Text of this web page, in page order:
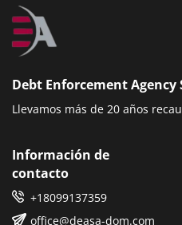
Debt Enforcement Agency
Llevamos más de 20 años
Información de
contacto
+18099137359
office@deasa-dom.com